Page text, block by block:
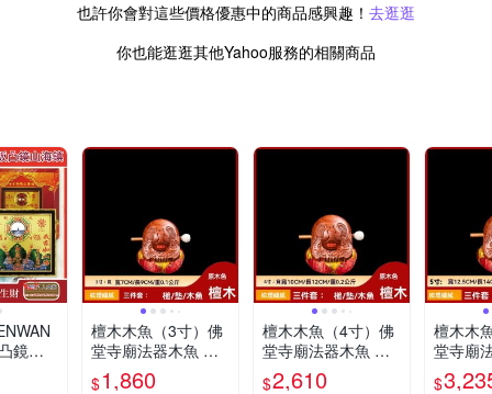
也許你會對這些價格優惠中的商品感興趣！ 去逛逛
你也能逛逛其他Yahoo服務的相關商品
鏡山
檀木木魚（3寸）佛
堂寺廟法器木魚 隨
身解壓小木魚 打擊
$1,860
檀木木魚（4寸）佛
堂寺廟法器木魚 隨
身解壓小木魚 打擊
$2,610
檀木木
堂寺廟
身解壓
$